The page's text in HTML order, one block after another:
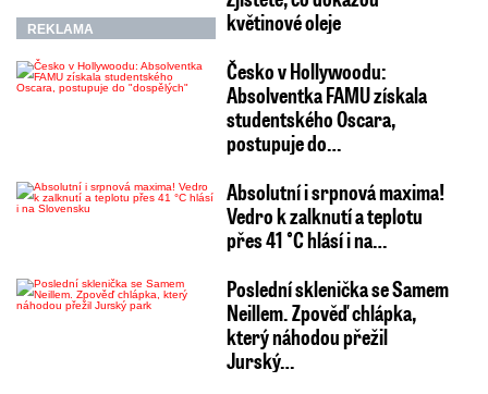
REKLAMA
květinové oleje
Česko v Hollywoodu:
Absolventka FAMU získala
studentského Oscara,
postupuje do…
Absolutní i srpnová maxima!
Vedro k zalknutí a teplotu
přes 41 °C hlásí i na…
Poslední sklenička se Samem
Neillem. Zpověď chlápka,
který náhodou přežil
Jurský…